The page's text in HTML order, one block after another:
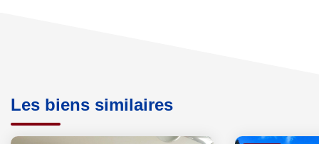
Les biens similaires